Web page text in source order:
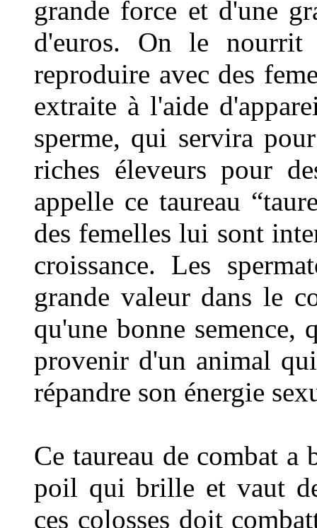
grande force et d'une
d'euros. On le
reproduire avec des
extraite à l'aide
sperme, qui servira
riches éleveurs pour
appelle ce taureau
des femelles lui sont
croissance. Les
grande valeur dans le
qu'une bonne
provenir d'un animal
répandre son énergie
Ce taureau de combat
poil qui brille et vaut
ces colosses doit